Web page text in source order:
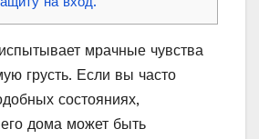
мрачные чувства
грусть. Если вы часто
состояниях,
дома может быть